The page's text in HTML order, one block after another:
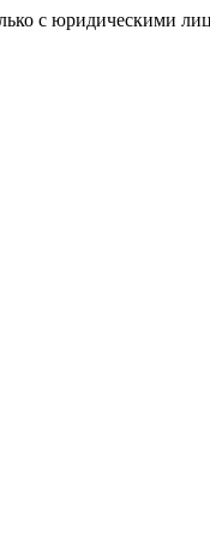
с юридическими